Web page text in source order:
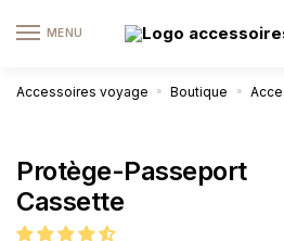
MENU
Accessoires voyage » Boutique »
Protège-Passeport
Cassette